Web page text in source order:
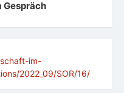
Gespräch
im-
2022_09/SOR/16/